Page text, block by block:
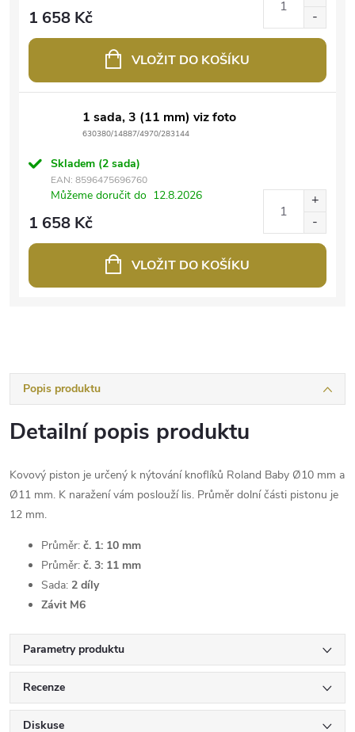
1 658 Kč
VLOŽIT DO KOŠÍKU
1 sada, 3 (11 mm) viz foto
630380/14887/4970/283144
Skladem (2 sada)
EAN: 8596475696760
Můžeme doručit do 12.8.2026
1 658 Kč
VLOŽIT DO KOŠÍKU
Popis produktu
Detailní popis produktu
Kovový piston je určený k nýtování knoflíků Roland Baby Ø10 mm a
Ø11 mm. K naražení vám poslouží lis. Průměr dolní části pistonu je
12 mm.
Průměr: č. 1: 10 mm
Průměr: č. 3: 11 mm
Sada: 2 díly
Závit M6
Parametry produktu
Recenze
Diskuse